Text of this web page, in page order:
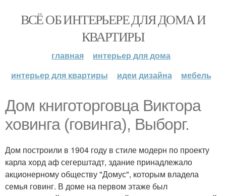
ВСЁ ОБ ИНТЕРЬЕРЕ ДЛЯ ДОМА И
КВАРТИРЫ
главная
интерьер для дома
интерьер для квартиры
идеи дизайна мебель
Дом книготорговца Виктора
ховинга (говинга), Выборг.
Дом построили в 1904 году в стиле модерн по проекту
карла хорд аф сегерштадт, здание принадлежало
акционерному обществу "Домус", которым владела
семья говинг. В доме на первом этаже был